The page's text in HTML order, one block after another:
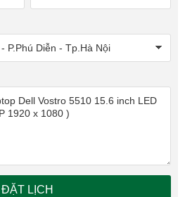
ĐẶT LỊCH